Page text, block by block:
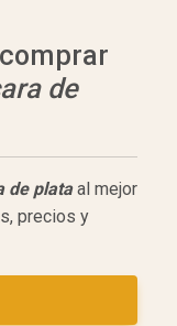
de
de plataal mejor
precios y